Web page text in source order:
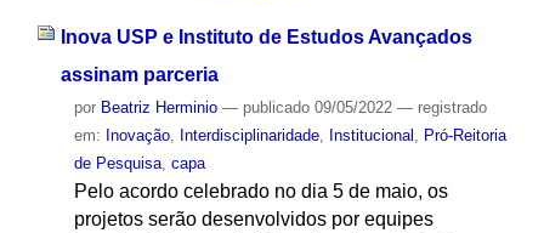
Inova USP e Instituto de Estudos Avançados
assinam parceria
por Beatriz Herminio — publicado09/05/2022 — registrado
em: Inovação, Interdisciplinaridade, Institucional
Pró-Reitoria
de Pesquisa, capa
Pelo acordo celebrado no dia 5 de maio, os
projetos serão desenvolvidos por equipes